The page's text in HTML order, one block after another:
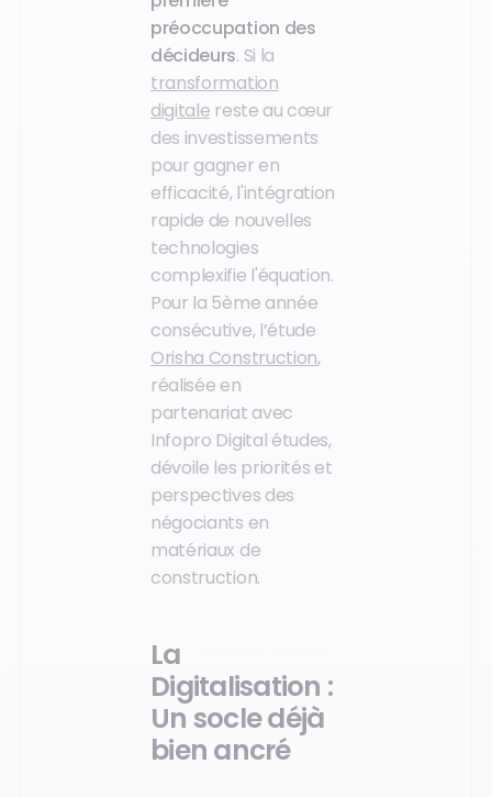
préoccupation des
décideurs. Si la
transformation
digitale reste au cœur
des investissements
pour gagner en
efficacité, l'intégration
rapide de nouvelles
technologies
complexifie l'équation.
Pour la 5ème année
consécutive, l’étude
Orisha Construction,
réalisée en
partenariat avec
Infopro Digital études,
dévoile les priorités et
perspectives des
négociants en
matériaux de
construction.
La
Digitalisation :
Un socle déjà
bien ancré